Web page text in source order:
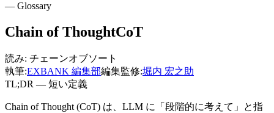
— Glossary
Chain of ThoughtCoT
読み: チェーンオブソート
執筆:EXBANK 編集部編集監修:堀内 宏之助
TL;DR — 短い定義
Chain of Thought (CoT) は、LLM に「段階的に考えて」と指